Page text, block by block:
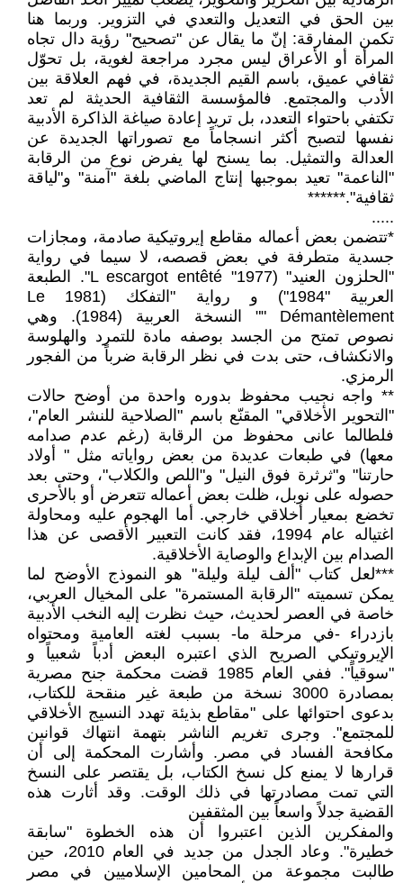
بين الحق في التعديل والتعدي في التزوير. وربما هنا
تكمن المفارقة: إنّ ما يقال عن "تصحيح" رؤية دال تجاه
المرأة أو الأعراق ليس مجرد مراجعة لغوية، بل تحوّل
ثقافي عميق، باسم القيم الجديدة، في فهم العلاقة بين
الأدب والمجتمع. فالمؤسسة الثقافية الحديثة لم تعد
تكتفي باحتواء التعدد، بل تريد إعادة صياغة الذاكرة الأدبية
نفسها لتصبح أكثر انسجاماً مع تصوراتها الجديدة عن
العدالة والتمثيل. بما يسنح لها يفرض نوع من الرقابة
"الناعمة" تعيد بموجبها إنتاج الماضي بلغة "آمنة" و"لياقة
ثقافية".******
.....
*تتضمن بعض أعماله مقاطع إيروتيكية صادمة، ومجازات
جسدية متطرفة في بعض قصصه، لا سيما في رواية
"الحلزون العنيد" (L escargot entêté "1977". الطبعة
العربية "1984") و رواية "التفكك (1981 Le
Démantèlement "" النسخة العربية (1984). وهي
نصوص تمتح من الجسد بوصفه مادة للتمرد والهلوسة
والانكشاف، حتى بدت في نظر الرقابة ضرباً من الفجور
الرمزي.
** واجه نجيب محفوظ بدوره واحدة من أوضح حالات
"التحوير الأخلاقي" المقنّع باسم "الصلاحية للنشر العام"،
فلطالما عانى محفوظ من الرقابة (رغم عدم صدامه
معها) في طبعات عديدة من بعض رواياته مثل " أولاد
حارتنا" و"ثرثرة فوق النيل" و"اللص والكلاب"، وحتى بعد
حصوله على نوبل، ظلت بعض أعماله تتعرض أو بالأحرى
تخضع بمعيار أخلاقي خارجي. أما الهجوم عليه ومحاولة
اغتياله عام 1994، فقد كانت التعبير الأقصى عن هذا
الصدام بين الإبداع والوصاية الأخلاقية.
***لعل كتاب "ألف ليلة وليلة" هو النموذج الأوضح لما
يمكن تسميته "الرقابة المستمرة" على المخيال العربي،
خاصة في العصر لحديث، حيث نظرت إليه النخب الأدبية
بازدراء -في مرحلة ما- بسبب لغته العامية ومحتواه
الإيروتيكي الصريح الذي اعتبره البعض أدباً شعبياً و
"سوقياً". ففي العام 1985 قضت محكمة جنح مصرية
بمصادرة 3000 نسخة من طبعة غير منقحة للكتاب،
بدعوى احتوائها على "مقاطع بذيئة تهدد النسيج الأخلاقي
للمجتمع". وجرى تغريم الناشر بتهمة انتهاك قوانين
مكافحة الفساد في مصر. وأشارت المحكمة إلى أن
قرارها لا يمنع كل نسخ الكتاب، بل يقتصر على النسخ
التي تمت مصادرتها في ذلك الوقت. وقد أثارت هذه
القضية جدلاً واسعاً بين المثقفين
والمفكرين الذين اعتبروا أن هذه الخطوة "سابقة
خطيرة". وعاد الجدل من جديد في العام 2010، حين
طالبت مجموعة من المحامين الإسلاميين في مصر